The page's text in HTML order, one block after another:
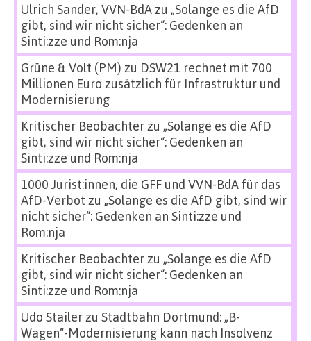
Ulrich Sander, VVN-BdAzu „Solange es die AfD
gibt, sind wir nicht sicher“: Gedenken an
Sinti:zze und Rom:nja
Grüne & Volt (PM) zu DSW21 rechnet mit 700
Millionen Euro zusätzlich für Infrastruktur und
Modernisierung
Kritischer Beobachterzu „Solange es die AfD
gibt, sind wir nicht sicher“: Gedenken an
Sinti:zze und Rom:nja
1000 Jurist:innen, die GFF und VVN-BdA für das
AfD-Verbot zu „Solange es die AfD gibt, sind wir
nicht sicher“: Gedenken an Sinti:zze und
Rom:nja
Kritischer Beobachterzu „Solange es die AfD
gibt, sind wir nicht sicher“: Gedenken an
Sinti:zze und Rom:nja
Udo Stailerzu Stadtbahn Dortmund: „B-
Wagen“-Modernisierung kann nach Insolvenz